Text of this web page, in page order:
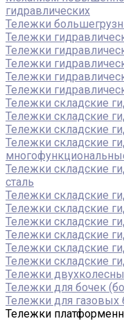
гидравлических
Тележки
Тележки
Тележки
Тележки
Тележки
Тележки
Тележки складские
Тележки складские
Тележки складские
Тележки складские
Тележки складские
сталь
Тележки складские
Тележки складские
Тележки складские
Тележки складские
Тележки складские
Тележки складские
Тележки
Тележки для бочек
Тележки для газовых
Тележки